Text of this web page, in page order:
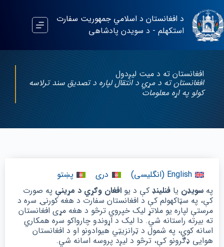
د افغانستان د اسلامي جمهوریت سفارت
استکهلم - د سویدن پادشاهی
افغانستان ته د میت لیږدول
افغانستان ته د مړي د انتقال لپاره د تصدیق سند ترلاسه
کولو په اړه معلومات
English
(انگلیسی) دری
پښتو
په سویډن یا فنلینډ کې د یو افغان وګړي د مړینې په صورت
کې، په سټاکهولم کې د افغانستان سفارت د هغه کورنۍ سره د
مرستې لپاره یو ملاتړ لیک خپروي ترڅو د هغه مړی افغانستان
ته بیرته راستانه شي. دا لیک د اړوندو چارواکو سره همکاري
اسانه کوي، په شمول د ټرانزیټي هیوادونو او د افغانستان
هوایی ډګرونو کې، ترڅو د لیږد پروسه اسانه شي.